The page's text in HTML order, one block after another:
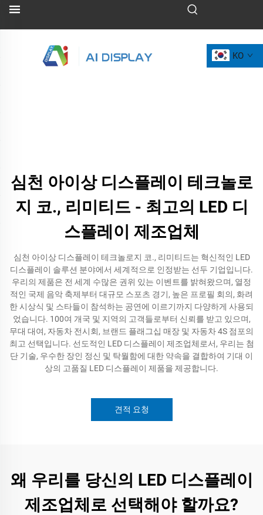
KO
심천 아이상 디스플레이 테크놀로
지 코., 리미티드 - 최고의 LED 디
스플레이 제조업체
심천 아이상 디스플레이 테크놀로지 코., 리미티드는 혁신적인 LED
디스플레이 솔루션 분야에서 세계적으로 인정받는 선두 기업입니다.
우리의 제품은 전 세계 수많은 권위 있는 이벤트를 밝혀왔으며, 열정
적인 국제 음악 축제부터 대규모 스포츠 경기, 높은 프로필 회의, 화려
한 시상식 및 스타들이 참석하는 공연에 이르기까지 다양하게 사용되
었습니다. 100여 개국 및 지역의 고객들로부터 신뢰를 받고 있으며,
무대 대여, 자동차 전시회, 브랜드 플래그십 매장 및 자동차 4S 점포의
최고 선택입니다. 선도적인 LED 디스플레이 제조업체로서, 우리는 첨
단 기술, 우수한 장인 정신 및 탁월함에 대한 약속을 결합하여 기대 이
상의 고품질 LED 디스플레이 제품을 제공합니다.
견적 요청
왜 우리를 당신의 LED 디스플레이
제조업체로 선택해야 할까요?